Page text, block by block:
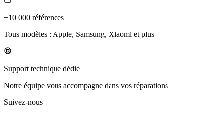
+10 000 références
Tous modèles : Apple, Samsung, Xiaomi et plus
Support technique dédié
Notre équipe vous accompagne dans vos réparations
Suivez-nous